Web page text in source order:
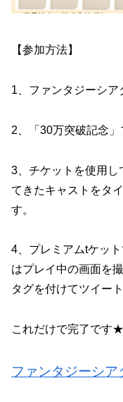
【参加方法】
1、ファンタジーシア
2、「30万突破記念」
3、チケットを使用し
てきたキャストをタ
す。
4、プレミアムtケッ
はプレイ中の画面を
タグを付けてツイート
これだけで完了です
ファンタジーシ